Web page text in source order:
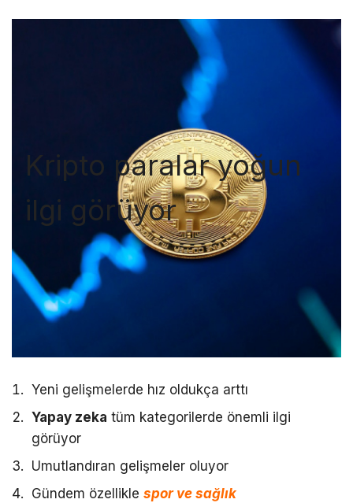
Kripto paralar yoğun
ilgi görüyor
Yeni gelişmelerde hız oldukça arttı
Yapay zeka tüm kategorilerde önemli ilgi
görüyor
Umutlandıran gelişmeler oluyor
Gündem özellikle spor ve sağlık